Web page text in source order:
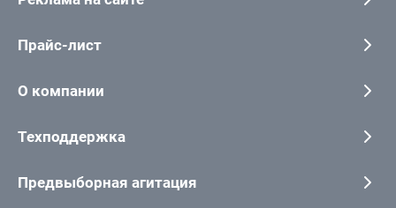
Прайс-лист
О компании
Техподдержка
Предвыборная агитация